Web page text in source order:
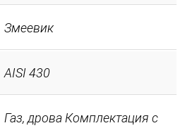
Змеевик
AISI 430
Газ, дрова Комплектация с